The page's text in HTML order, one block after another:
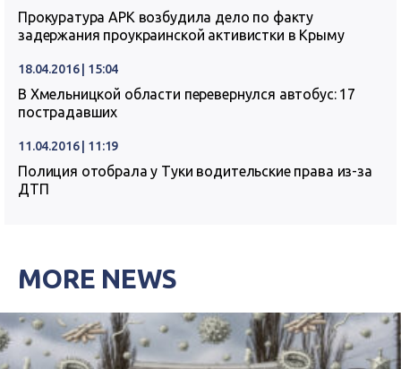
Прокуратура АРК возбудила дело по факту
задержания проукраинской активистки в Крыму
18.04.2016 | 15:04
В Хмельницкой области перевернулся автобус: 17
пострадавших
11.04.2016 | 11:19
Полиция отобрала у Туки водительские права из-за
ДТП
MORE NEWS